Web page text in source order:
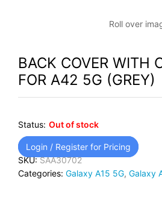
Roll over
BACK COVER WITH
FOR A42 5G (GREY)
Status: Out of stock
Login / Register for Pricing
SKU:SAA30702
Categories: Galaxy A15 5G, Galaxy